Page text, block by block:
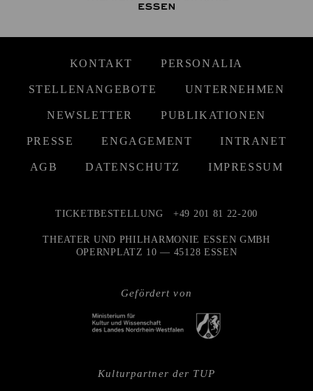
KONTAKT PERSONALIA
STELLENANGEBOTE UNTERNEHMEN
NEWSLETTER PUBLIKATIONEN
PRESSE ENGAGEMENT INTRANET
AGB DATENSCHUTZ IMPRESSUM
Gefördert von
TICKETBESTELLUNG +49 201 81 22-200
THEATER UND PHILHARMONIE ESSEN GMBH
OPERNPLATZ 10 — 45128 ESSEN
Kulturpartner der TUP